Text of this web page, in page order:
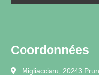
Coordonnées
Migliacciaru, 20243